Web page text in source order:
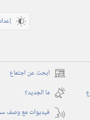
ابحث عن اجتماع (يفتح
نافذة
جديدة)
ما الجديد؟‏
فيديوات مع وصف